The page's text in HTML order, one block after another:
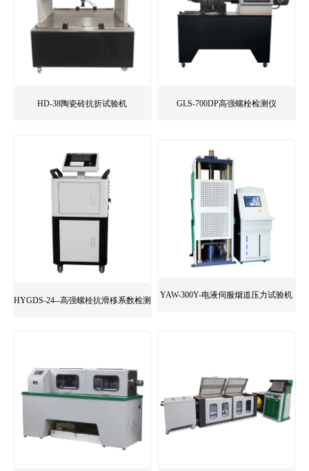
HD-38陶瓷砖抗折试验机 GLS-700DP高强螺栓检测仪
HYGDS-24--高强螺栓抗滑移系数检测
YAW-300Y-电液伺服烟道压力试验机